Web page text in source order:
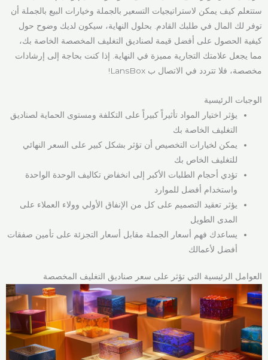
ستتعلم كيف يمكن لاستراتيجيات التسعير بالجملة وخيارات البيع بالجملة أن
توفر لك المال في طلبك القادم. بحلول النهاية، سيكون لديك وضوح حول
كيفية الحصول على أفضل قيمة لصناديق التغليف المخصصة الخاصة بك،
مما يجعل علامتك التجارية مميزة في النهاية. إذا كنت بحاجة إلى إرشادات
مخصصة، فلا تتردد في الاتصال ب LansBox!
الوجبات الرئيسية
يؤثر اختيار المواد تأثيراً كبيراً على التكلفة ومستوى الحماية لصناديق
التغليف الخاصة بك
يمكن لخيارات التخصيص أن تؤثر بشكل كبير على السعر النهائي
للتغليف الخاص بك
تؤدي أحجام الطلبات الأكبر إلى انخفاض تكاليف الوحدة الواحدة
واستخدام أفضل للموارد
يؤثر تعقيد التصميم على كل من الإنفاق الأولي وولاء العملاء على
المدى الطويل
يساعدك فهم أسعار الجملة مقابل أسعار التجزئة على تأمين صفقات
أفضل لأعمالك
العوامل الرئيسية التي تؤثر على سعر صناديق التغليف المخصصة